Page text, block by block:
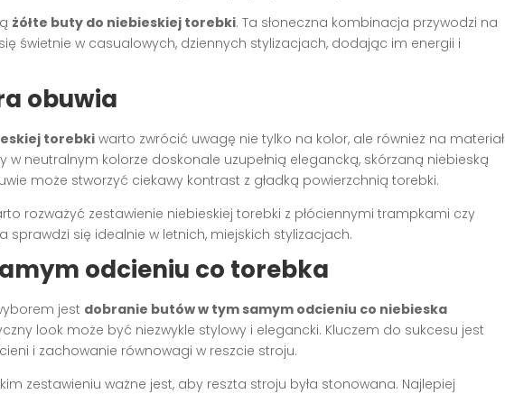
żółte buty do niebieskiej torebki. Ta słoneczna kombinacja przywodzi na
świetnie w casualowych, dziennych stylizacjach, dodając im energii i
obuwia
torebkiwarto zwrócić uwagę nie tylko na kolor, ale również na materiał
w neutralnym kolorze doskonale uzupełnią elegancką, skórzaną niebieską
może stworzyć ciekawy kontrast z gładką powierzchnią torebki.
rozważyć zestawienie niebieskiej torebki z płóciennymi trampkami czy
sprawdzi się idealnie w letnich, miejskich stylizacjach.
odcieniu co torebka
jest dobranie butów w tym samym odcieniu co niebieska
look może być niezwykle stylowy i elegancki. Kluczem do sukcesu jest
i zachowanie równowagi w reszcie stroju.
zestawieniu ważne jest, aby reszta stroju była stonowana. Najlepiej